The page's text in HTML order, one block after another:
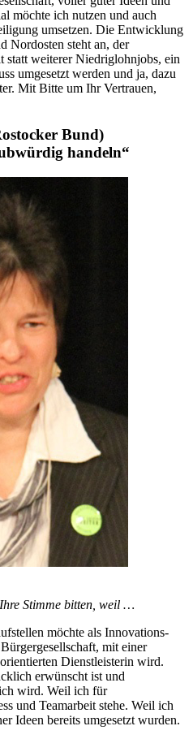
möchte ich nutzen und auch
umsetzen. Die Entwicklung
Nordosten steht an, der
statt weiterer Niedriglohnjobs, ein
umgesetzt werden und ja, dazu
Mit Bitte um Ihr Vertrauen,
Bund)
handeln“
Stimme bitten, weil …
möchte als Innovations-
mit einer
Dienstleisterin wird.
erwünscht ist und
wird. Weil ich für
und Teamarbeit stehe. Weil ich
Ideen bereits umgesetzt wurden.